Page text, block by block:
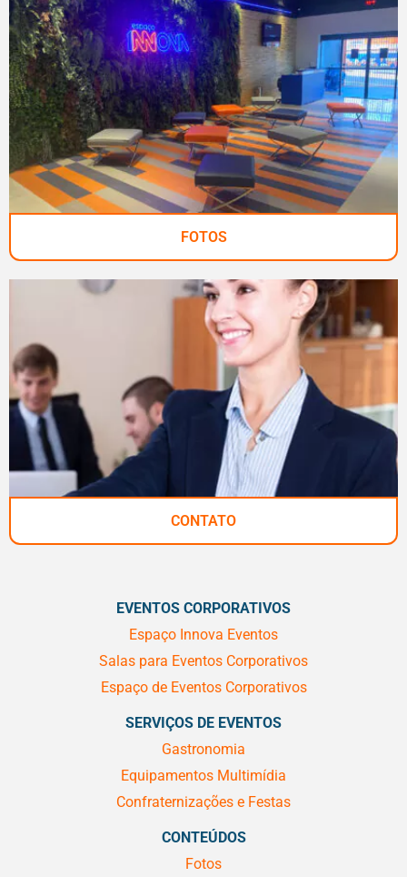
FOTOS
CONTATO
EVENTOS CORPORATIVOS
Espaço Innova Eventos
Salas para Eventos Corporativos
Espaço de Eventos Corporativos
SERVIÇOS DE EVENTOS
Gastronomia
Equipamentos Multimídia
Confraternizações e Festas
CONTEÚDOS
Fotos